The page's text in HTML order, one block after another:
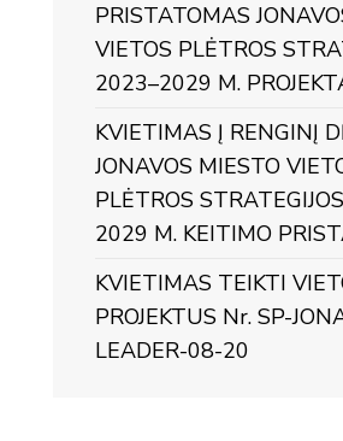
PRISTATOMAS
VIETOS PLĖTROS
2023–2029 M.
KVIETIMAS Į RENGINĮ
JONAVOS MIESTO
PLĖTROS
2029 M. KEITIMO
KVIETIMAS TEIKTI
PROJEKTUS Nr. SP-
LEADER-08-20